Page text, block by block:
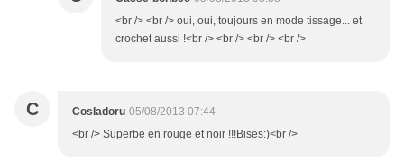
<br /> <br /> oui, oui, toujours en mode tissage... et
crochet aussi !<br /> <br /> <br /> <br />
C CosIadoru 05/08/2013 07:44
<br /> Superbe en rouge et noir !!!Bises:)<br />